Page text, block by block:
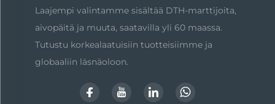
Laajempi valintamme sisältää DTH-marttijoita,
aivopäitä ja muuta, saatavilla yli 60 maassa.
Tutustu korkealaatuisiin tuotteisiimme ja
globaaliin läsnäoloon.